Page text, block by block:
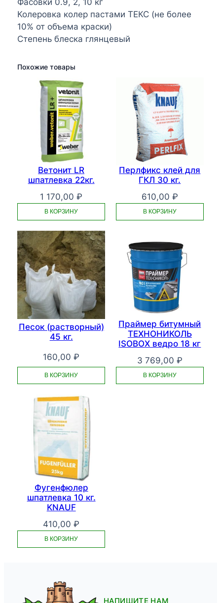
Колеровка колер пастами ТЕКС (не более
10% от объема краски)
Степень блеска глянцевый
Похожие товары
Ветонит LR
шпатлевка 22кг.
1 170,00₽
В КОРЗИНУ
Перлфикс клей для
ГКЛ 30 кг.
610,00 ₽
В КОРЗИНУ
Песок (растворный)
45 кг.
160,00₽
В КОРЗИНУ
Праймер битумный
ТЕХНОНИКОЛЬ
ISOBOX ведро 18 кг
3 769,00 ₽
В КОРЗИНУ
Фугенфюлер
шпатлевка 10 кг.
KNAUF
410,00₽
В КОРЗИНУ
НАПИШИТЕ НАМ